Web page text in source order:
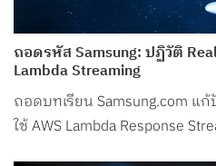
ถอดรหัส Samsung: ปฏิวัติ
Lambda Streaming
ถอดบทเรียน Samsung.com แ
ใช้ AWS Lambda Response